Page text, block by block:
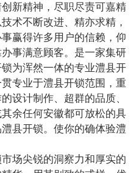
新精神，尽职尽责可嘉精
术不断改进、精亦求精，
赢得许多用户的信赖，仰
事满意顾客。是一家集研
为浑然一体的专业澧县开
专业于澧县开锁范围，重
设计制作、超群的品质、
余任何安徽都可放松的具
县开锁。使你的确体验澧
尖锐的洞察力和厚实的